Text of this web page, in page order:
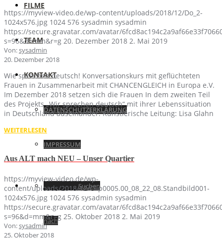
FILME
TEAM
KONTAKT
DATENSCHUTZERKLÄRUNG
IMPRESSUM
Suchen
nach
https://myview-video.de/wp-content/uploads/2018/12/Do_2-
1024x576.jpg 1024 576 sysadmin sysadmin
https://secure.gravatar.com/avatar/
s=96&d=mm&r=g 20. Dezember 2018 2. Mai 2019
Von:sysadmin
20. Dezember 2018
Wie sprechen deutsch! Konversationskurs mit geflüchteten
Frauen in Zusammenarbeit mit CHANCENGLEICH in Europa e.V.
Im Dezember 2018 setzen sich die Frauen In dem zweiten Teil
des Projekts „Wir sprechen deutsch“ mit ihrer Lebenssituation
in Deutschland auseinander. Künstlerische Leitung: Lisa Glahn
WEITERLESEN
Aus ALT mach NEU – Unser Quartier
https://myview-video.de/wp-
content/uploads/2018/12/Clip0005.00_08_22_08.Standbild001-
1024x576.jpg 1024 576 sysadmin sysadmin
https://secure.gravatar.com/avatar/
s=96&d=mm&r=g 25. Oktober 2018 2. Mai 2019
Von:sysadmin
25. Oktober 2018